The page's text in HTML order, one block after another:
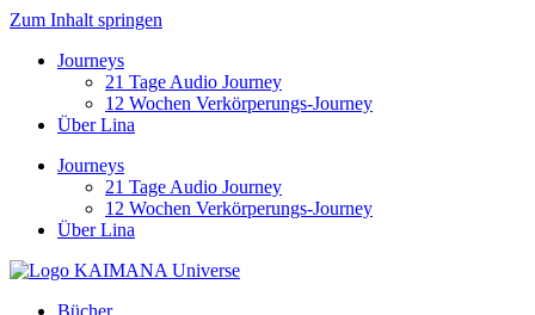
Zum Inhalt springen
Journeys
21 Tage Audio Journey
12 Wochen Verkörperungs-Journey
Über Lina
Journeys
21 Tage Audio Journey
12 Wochen Verkörperungs-Journey
Über Lina
Bücher